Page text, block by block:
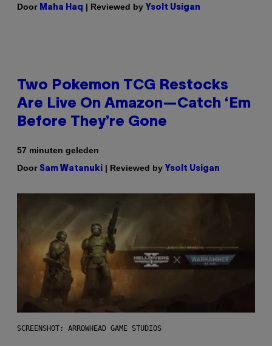
Door Maha Haq | Reviewed by Ysolt Usigan
Two Pokemon TCG Restocks
Are Live On Amazon—Catch ‘Em
Before They’re Gone
57 minuten geleden
Door Sam Watanuki | Reviewed by Ysolt Usigan
SCREENSHOT: ARROWHEAD GAME STUDIOS